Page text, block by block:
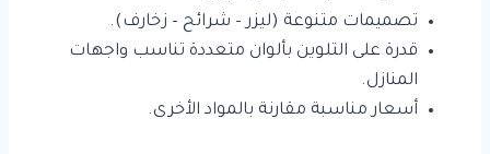
تصميمات متنوعة (ليزر – شرائح – زخارف).
قدرة على التلوين بألوان متعددة تناسب واجهات
المنازل.
أسعار مناسبة مقارنة بالمواد الأخرى.